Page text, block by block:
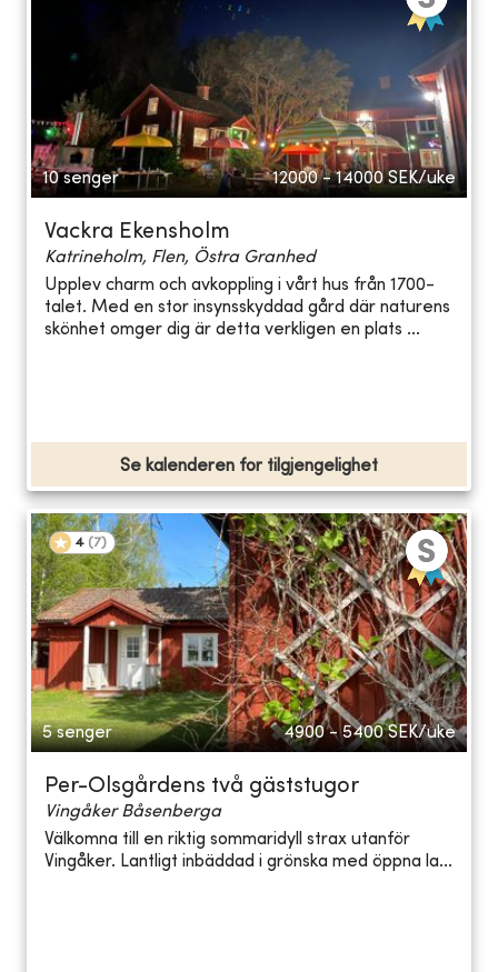
10 senger 12000 - 14000 SEK/uke
Vackra Ekensholm
Katrineholm, Flen, Östra Granhed
Upplev charm och avkoppling i vårt hus från 1700-
talet. Med en stor insynsskyddad gård där naturens
skönhet omger dig är detta verkligen en plats ...
Se kalenderen for tilgjengelighet
4 (7)
5 senger 4900 - 5400 SEK/uke
Per-Olsgårdens två gäststugor
Vingåker Båsenberga
Välkomna till en riktig sommaridyll strax utanför
Vingåker. Lantligt inbäddad i grönska med öppna la...